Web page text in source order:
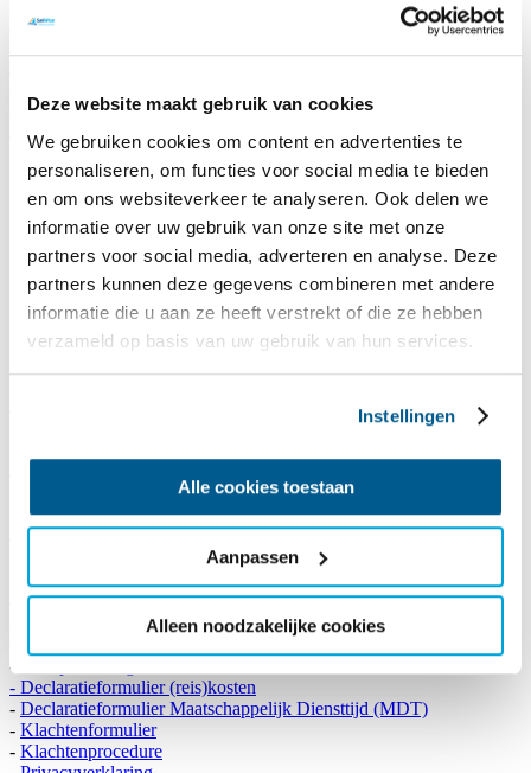
Deze website maakt gebruik van cookies
We gebruiken cookies om content en advertenties te
personaliseren, om functies voor social media te bieden
en om ons websiteverkeer te analyseren. Ook delen we
informatie over uw gebruik van onze site met onze
partners voor social media, adverteren en analyse. Deze
partners kunnen deze gegevens combineren met andere
informatie die u aan ze heeft verstrekt of die ze hebben
verzameld op basis van uw gebruik van hun services.
Instellingen
Alle cookies toestaan
Aanpassen
Alleen noodzakelijke cookies
Beleid overdraagbare ziekten en multiresistente bacteriën
Beleid medicatie
Klachtenprocedure
Klachtenformulier
Privacyverklaring
Vrijwilligers
Hieronder vind je alle belangrijke documenten voor vrijwilligers
gerust contact met ons op via boekingen@sailwise.nlof 0228 350
756
Handleiding zeilen voor vrijwilligers
Handleiding kanoën voor vrijwilligers
Beleid overdraagbare ziekten en multiresistente bacteriën
Beleid medicatie
Brief voor werkgevers
Menukaart hulpmiddelen Robinson Crusoe
-
- Declaratieformulier (reis)kosten
- Declaratieformulier Maatschappelijk Diensttijd (MDT)
- Klachtenformulier
- Klachtenprocedure